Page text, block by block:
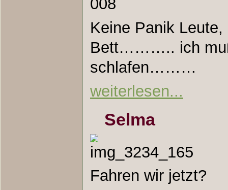
Keine Panik
Bett……….. ich
schlafen………
weiterlesen...
Selma
Fahren wir jetzt?